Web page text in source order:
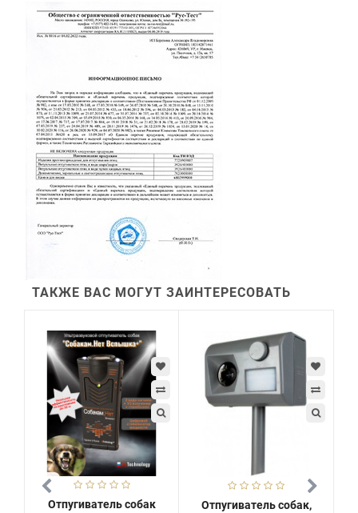
ТАКЖЕ ВАС МОГУТ ЗАИНТЕРЕСОВАТЬ
Отпугиватель собак
Отпугиватель собак,